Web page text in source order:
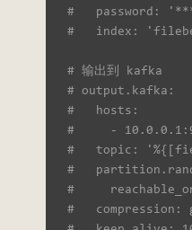
#   password:
#   index:
# 输出到 kafka
# output.kafka:
#   hosts:
#     -
#   topic:
#
#
#   compression: